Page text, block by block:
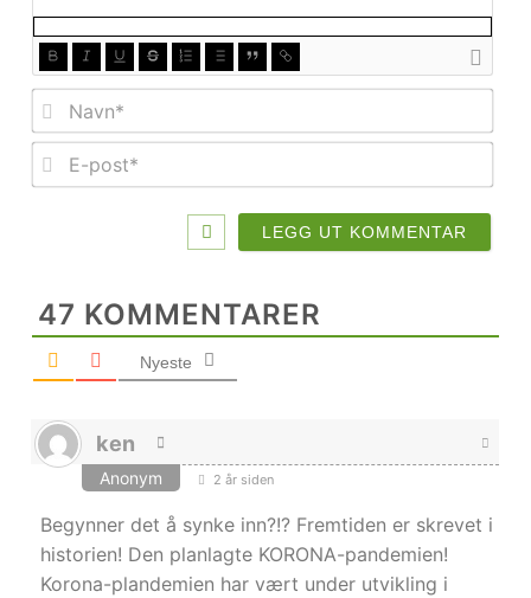
E-
47 KOMMENTARER
Nyeste
ken
Anonym 2 år siden
Begynner det å synke inn?!? Fremtiden er skrevet i
historien! Den planlagte KORONA-pandemien!
Korona-plandemien har vært under utvikling i